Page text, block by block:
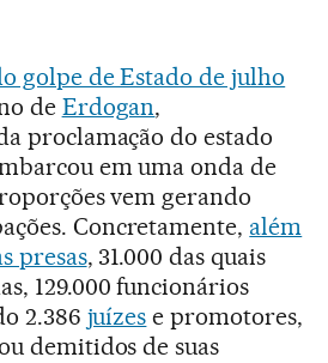
golpe de Estado de julho
de Erdogan,
proclamação do estado
em uma onda de
vem gerando
Concretamente, além
presas, 31.000 das quais
129.000 funcionários
2.386 juízes e promotores,
demitidos de suas